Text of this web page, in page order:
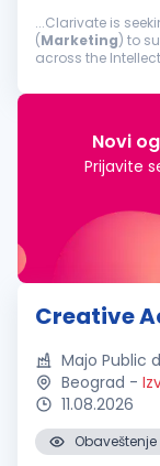
...Clarivate is
(Marketing) to
across the
priorities...
Novi
Prijavite
Creative
Majo Public
Beograd -
11.08.2026